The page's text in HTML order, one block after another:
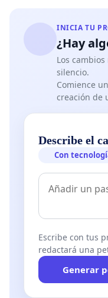
INICIA TU
¿Hay
Los
silencio.
Comience
creación de
Describe el
Con
Escribe con tus
redactará una
Generar